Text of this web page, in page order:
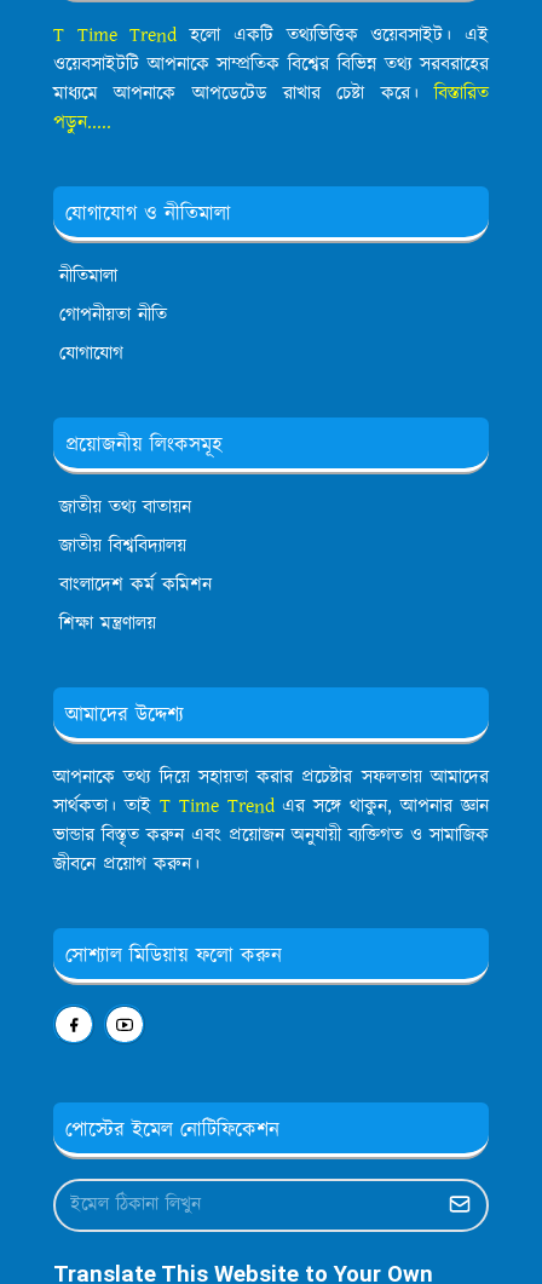
T Time Trend হলো একটি তথ্যভিত্তিক ওয়েবসাইট। এই
ওয়েবসাইটটি আপনাকে সাম্প্রতিক বিশ্বের বিভিন্ন তথ্য সরবরাহের
মাধ্যমে আপনাকে আপডেটেড রাখার চেষ্টা করে।বিস্তারিত
পড়ুন.....
যোগাযোগ ও নীতিমালা
নীতিমালা
গোপনীয়তা নীতি
যোগাযোগ
প্রয়োজনীয় লিংকসমূহ
জাতীয় তথ্য বাতায়ন
জাতীয় বিশ্ববিদ্যালয়
বাংলাদেশ কর্ম কমিশন
শিক্ষা মন্ত্রণালয়
আমাদের উদ্দেশ্য
আপনাকে তথ্য দিয়ে সহায়তা করার প্রচেষ্টার সফলতায় আমাদের
সার্থকতা। তাই T Time Trendএর সঙ্গে থাকুন, আপনার জ্ঞান
ভান্ডার বিস্তৃত করুন এবং প্রয়োজন অনুযায়ী ব্যক্তিগত ও সামাজিক
জীবনে প্রয়োগ করুন।
সোশ্যাল মিডিয়ায় ফলো করুন
পোস্টের ইমেল নোটিফিকেশন
Translate This Website to Your Own